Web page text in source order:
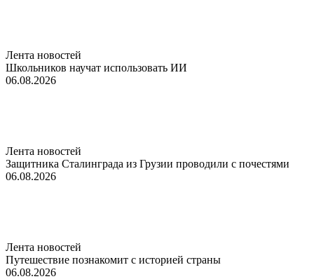
Лента новостей
Школьников научат использовать ИИ
06.08.2026
Лента новостей
Защитника Сталинграда из Грузии проводили с почестями
06.08.2026
Лента новостей
Путешествие познакомит с историей страны
06.08.2026